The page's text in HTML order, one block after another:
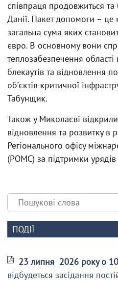
співпраця продовжиться
Данії. Пакет допомоги – це
загальна сума яких
євро. В основному вони
теплозабезпечення
блекаутів та відновлення
обʼєктів критичної
Табунщик.
Також у Миколаєві
відновлення та розвитку в
Регіонального офісу
(РОМС) за підтримки урядів
ПОДІЇ
23 липня 2026 року о
відбудеться засідання